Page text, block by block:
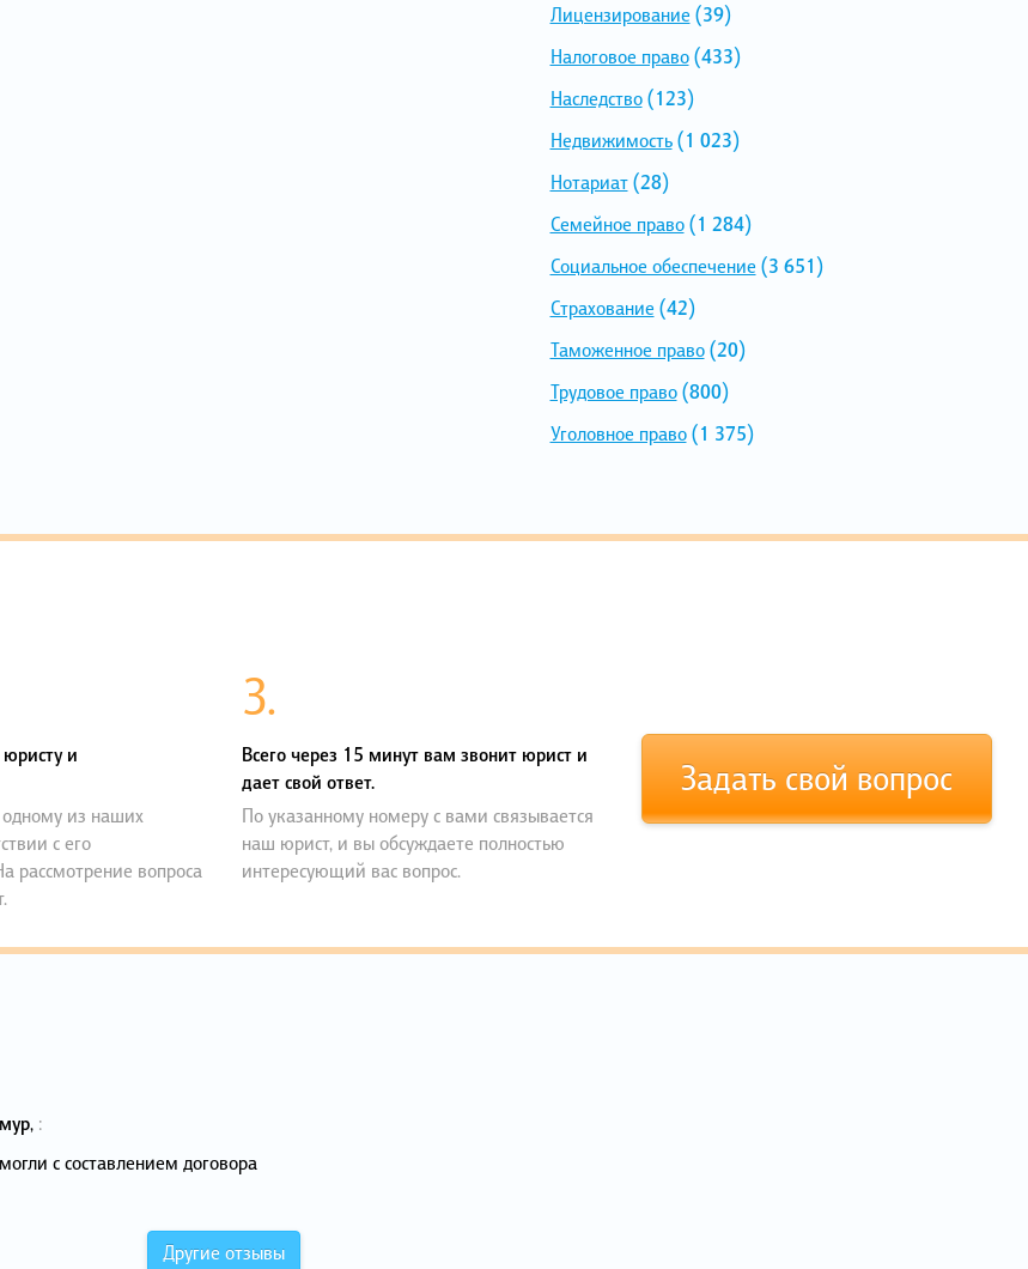
Лицензирование (39)
Налоговое право(433)
Наследство(123)
Недвижимость(1 023)
Нотариат(28)
Семейное право(1 284)
Социальное обеспечение (3 651)
Страхование (42)
Таможенное право(20)
Трудовое право(800)
Уголовное право(1 375)
и
из наших
с его
рассмотрение вопроса
3.
Всего через 15 минут вам звонит юрист и
дает свой ответ.
По указанному номеру с вами связывается
наш юрист, и вы обсуждаете полностью
интересующий вас вопрос.
Задать свой вопрос
, :
с составлением договора
Другие отзывы